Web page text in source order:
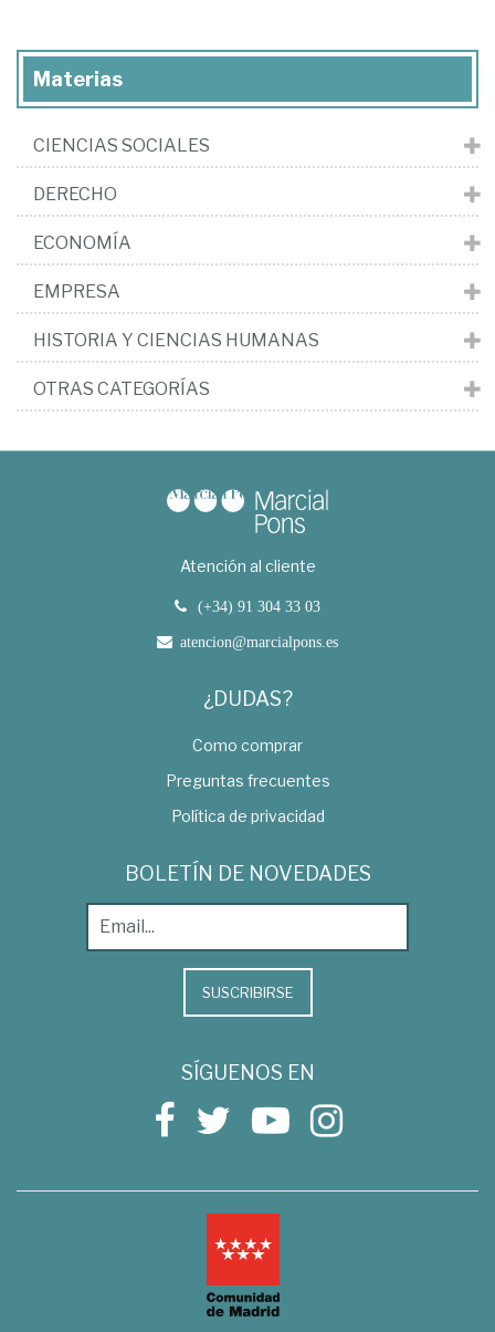
Materias
CIENCIAS SOCIALES
DERECHO
ECONOMÍA
EMPRESA
HISTORIA Y CIENCIAS HUMANAS
OTRAS CATEGORÍAS
Atención al cliente
(+34) 91 304 33 03
atencion@marcialpons.es
¿DUDAS?
Como comprar
Preguntas frecuentes
Política de privacidad
BOLETÍN DE NOVEDADES
SUSCRIBIRSE
SÍGUENOS EN